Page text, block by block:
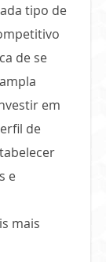
tipo de
de se
em
de
e
mais